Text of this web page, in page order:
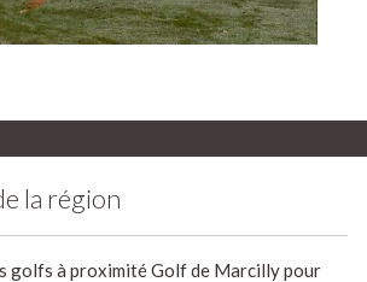
la région
golfs à proximité Golf de Marcilly pour